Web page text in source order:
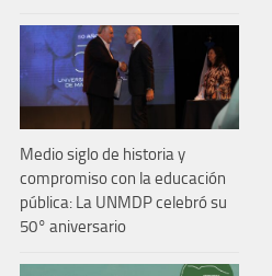
Medio siglo de historia y
compromiso con la educación
pública: La UNMDP celebró su
50° aniversario